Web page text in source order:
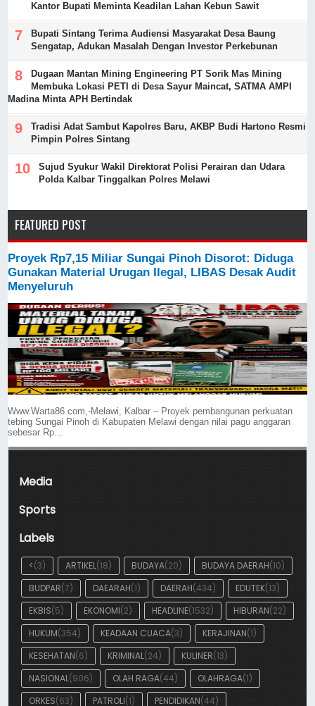
Kantor Bupati Meminta Keadilan Lahan Kebun Sawit
Bupati Sintang Terima Audiensi Masyarakat Desa Baung
Sengatap, Adukan Masalah Dengan Investor Perkebunan
Dugaan Mantan Mining Engineering PT Sorik Mas Mining
Membuka Lokasi PETI di Desa Sayur Maincat, SATMA AMPI
Madina Minta APH Bertindak
Tradisi Adat Sambut Kapolres Baru, AKBP Budi Hartono Resmi
Pimpin Polres Sintang
Sujud Syukur Wakil Direktorat Polisi Perairan dan Udara
Polda Kalbar Tinggalkan Polres Melawi
FEATURED POST
Proyek Rp7,15 Miliar Sungai Pinoh Disorot: Diduga
Gunakan Material Urugan Ilegal, LIBAS Desak Audit
Menyeluruh
Www.Warta86.com,-Melawi, Kalbar – Proyek pembangunan perkuatan
tebing Sungai Pinoh di Kabupaten Melawi dengan nilai pagu anggaran
sebesar Rp...
Media
Sports
Labels
<(3) ARTIKEL(18) BUDAYA(20) BUDAYA DAERAH(10)
BUDPAR(7) DAEARAH(1) DAERAH(434) EDUTEK(13)
EKBIS(5) EKONOMI(2) HEADLINE(1532) HIBURAN(22)
HUKUM(354) KEADAAN CUACA(3) KERAJINAN(1)
KESEHATAN(6) KRIMINAL(24) KULINER(13)
NASIONAL(906) OLAH RAGA(44) OLAHRAGA(1)
ORKES(63) PATROLI(1) PENDIDIKAN(44)